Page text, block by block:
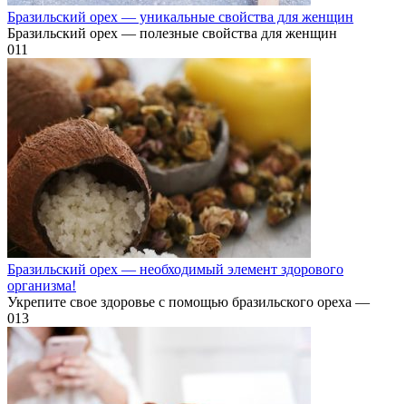
Бразильский орех — уникальные свойства для женщин
Бразильский орех — полезные свойства для женщин
011
Бразильский орех — необходимый элемент здорового
организма!
Укрепите свое здоровье с помощью бразильского ореха —
013